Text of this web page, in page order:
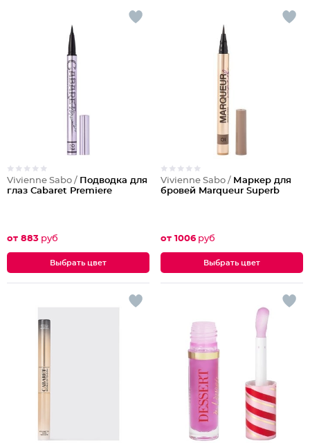
Vivienne Sabo / Подводка для
глаз Cabaret Premiere
от 883 руб
Выбрать цвет
Vivienne Sabo / Маркер для
бровей Marqueur Superb
от 1006 руб
Выбрать цвет